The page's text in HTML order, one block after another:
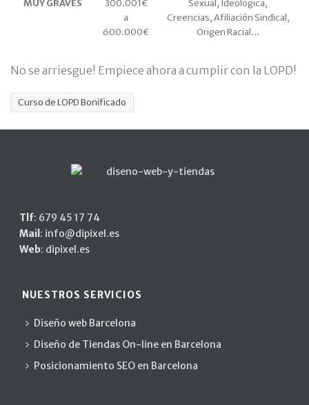
MUY GRAVES
300.001€
a
600.000€
Sexual, Ideológica,
Creencias, Afiliación Sindical,
Origen Racial…
No se arriesgue! Empiece ahora a cumplir con la LOPD!
Curso de LOPD Bonificado
Tlf: 679 45 17 74
Mail : info@dipixel.es
Web: dipixel.es
NUESTROS SERVICIOS
Diseño web Barcelona
Diseño de Tiendas On-line en Barcelona
Posicionamiento SEO en Barcelona